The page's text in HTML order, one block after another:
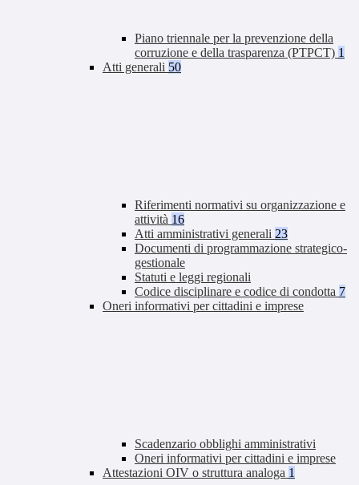
Piano triennale per la prevenzione della
corruzione e della trasparenza (PTPCT) 1
Atti generali 50
Riferimenti normativi su organizzazione e
attività 16
Atti amministrativi generali 23
Documenti di programmazione strategico-
gestionale
Statuti e leggi regionali
Codice disciplinare e codice di condotta 7
Oneri informativi per cittadini e imprese
Scadenzario obblighi amministrativi
Oneri informativi per cittadini e imprese
Attestazioni OIV o struttura analoga 1